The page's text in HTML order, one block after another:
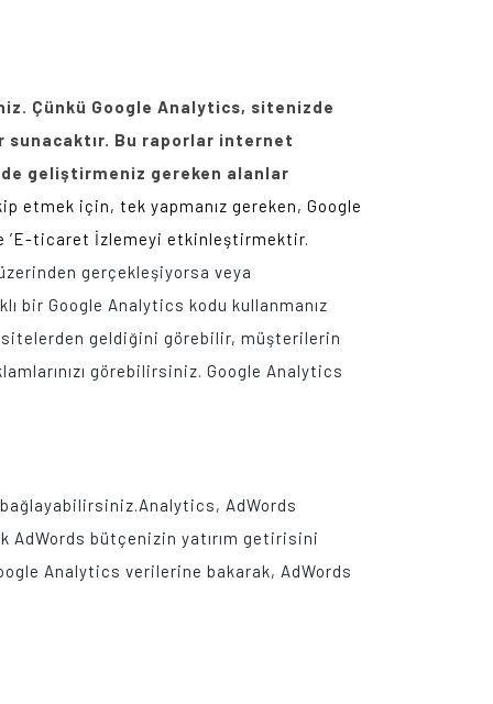
Çünkü Google Analytics, sitenizde
sunacaktır. Bu raporlar internet
geliştirmeniz gereken alanlar
için, tek yapmanız gereken, Google
’E-ticaret İzlemeyi etkinleştirmektir.
gerçekleşiyorsa veya
bir Google Analytics kodu kullanmanız
geldiğini görebilir, müşterilerin
görebilirsiniz. Google Analytics
bağlayabilirsiniz.Analytics, AdWords
AdWords bütçenizin yatırım getirisini
Analytics verilerine bakarak, AdWords